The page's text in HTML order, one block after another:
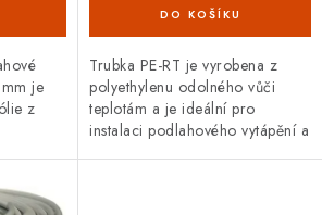
je
z
Trubka PE-RT je vyrobena z
polyethylenu odolného vůči
teplotám a je ideální pro
instalaci podlahového vytápění a